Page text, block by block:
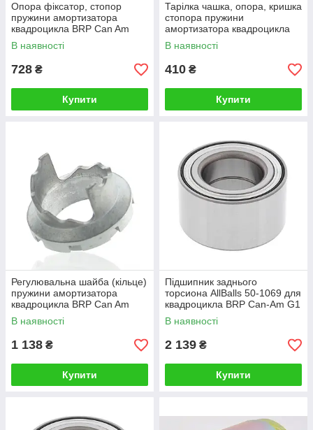
Опора фіксатор, стопор
пружини амортизатора
квадроцикла BRP Can Am
503191611
В наявності
728 ₴
Купити
Тарілка чашка, опора, кришка
стопора пружини
амортизатора квадроцикла
BRP Can-Am 706200785
В наявності
410 ₴
Купити
Регулювальна шайба (кільце)
пружини амортизатора
квадроцикла BRP Can Am
706000249, 706000294,
706001033, 706002356
В наявності
1 138 ₴
Купити
Підшипник заднього
торсиона AllBalls 50-1069 для
квадроцикла BRP Can-Am G1
В наявності
2 139 ₴
Купити